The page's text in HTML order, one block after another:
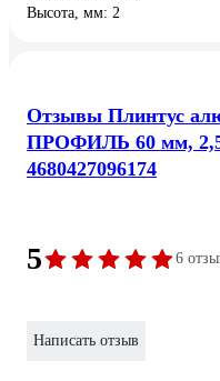
Высота, мм: 2
Отзывы Плинтус
ПРОФИЛЬ 60 мм, 2,5
4680427096174
5 6
Написать отзыв